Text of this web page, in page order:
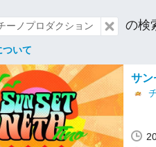
ーノプロダクション の検
ついて
サン